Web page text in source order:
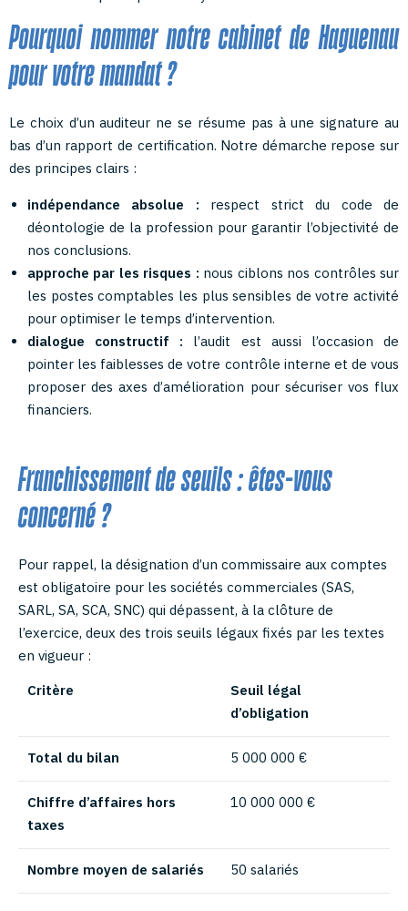
Pourquoi nommer notre cabinet de Haguenau
pour votre mandat ?
Le choix d’un auditeur ne se résume pas à une signature au
bas d’un rapport de certification. Notre démarche repose sur
des principes clairs :
indépendance absolue : respect strict du code de
déontologie de la profession pour garantir l’objectivité de
nos conclusions.
approche par les risques : nous ciblons nos contrôles sur
les postes comptables les plus sensibles de votre activité
pour optimiser le temps d’intervention.
dialogue constructif : l’audit est aussi l’occasion de
pointer les faiblesses de votre contrôle interne et de vous
proposer des axes d’amélioration pour sécuriser vos flux
financiers.
Franchissement de seuils : êtes-vous
concerné ?
Pour rappel, la désignation d’un commissaire aux comptes
est obligatoire pour les sociétés commerciales (SAS,
SARL, SA, SCA, SNC) qui dépassent, à la clôture de
l’exercice, deux des trois seuils légaux fixés par les textes
en vigueur :
Critère
Seuil légal
d’obligation
Total du bilan 5 000 000 €
Chiffre d’affaires hors
taxes
10 000 000 €
Nombre moyen de salariés 50 salariés